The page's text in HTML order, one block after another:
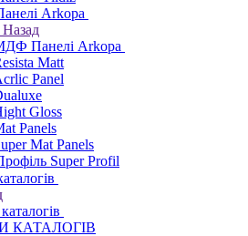
Arkopa
Назад
Панелі Arkopa
Matt
Panel
Gloss
Panels
Mat Panels
Super Profil
КАТАЛОГІВ